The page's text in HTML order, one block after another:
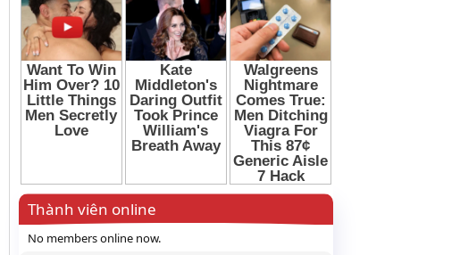
Thành viên online
No members online now.